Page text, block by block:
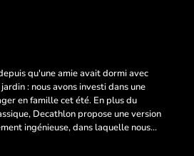
qu'une amie avait dormi avec
: nous avons investi dans une
en famille cet été. En plus du
Decathlon propose une version
ingénieuse, dans laquelle nous...